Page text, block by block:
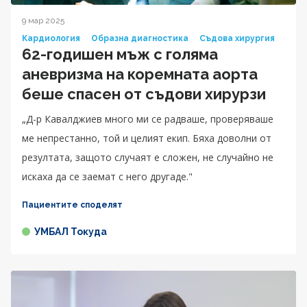
9 мар 2025
Кардиология
Образна диагностика Съдова хирургия
62-годишен мъж с голяма
аневризма на коремната аорта
беше спасен от съдови хирурзи
„Д-р Кавалджиев много ми се радваше, проверяваше
ме непрестанно, той и целият екип. Бяха доволни от
резултата, защото случаят е сложен, не случайно не
искаха да се заемат с него другаде."
Пациентите споделят
УМБАЛ Токуда